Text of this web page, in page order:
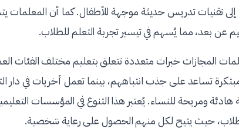
إلى تقنيات تدريس حديثة موجهة للأطفال. كما أن المعلمات
عن بعد، مما يُسهم في تيسير تجربة التعلم للطلاب.
المجازات خبرات متعددة تتعلق بتعليم مختلف الفئات
تساعد على جذب انتباههم، بينما تعمل أخريات في دار
هادئة ومريحة للنساء. يُعتبر هذا التنوع في المؤسسات
حيث يتيح لكل منهم الحصول على رعاية شخصية.